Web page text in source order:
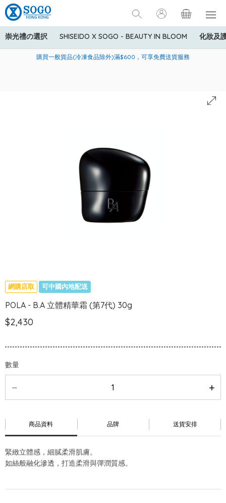
崇光禮の選択 SHISEIDO X SOGO - BEAUTY IN BLOOM 化妝及
美國運通Explorer®信用卡會員購物禮遇：高達5%簽賬回贈！
購買一般貨品(冷凍食品除外)滿$600，可享免費送貨服務
寄送中國內地服務只適用於指定商品，若訂單金額少於HK$600(折
網購店取 可中國內地配送
POLA - B.A 立體精華霜 (第7代) 30g
$2,430
數量
商品資料 品牌 送貨安排
緊緻立體感，細膩柔滑肌膚。
如絲般融化滲透，打造柔滑與彈潤質感。